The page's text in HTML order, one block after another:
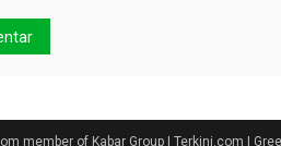
member of Kabar Group | Terkini.com |